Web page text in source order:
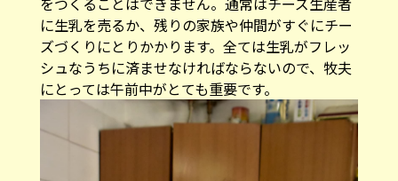
に生乳を売るか、残りの家族や仲間がすぐにチー
ズづくりにとりかかります。全ては生乳がフレッ
シュなうちに済ませなければならないので、牧夫
にとっては午前中がとても重要です。